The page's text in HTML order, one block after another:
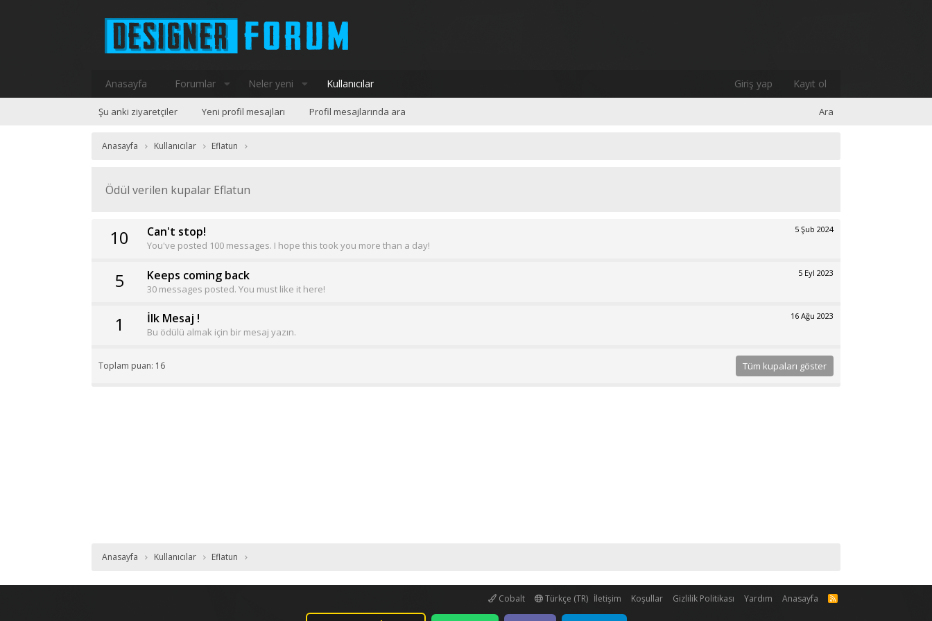
Anasayfa Forumlar Neler yeni Kullanıcılar Giriş yap Kayıt ol
Şu anki ziyaretçiler Yeni profil mesajları Profil mesajlarında ara Ara
Anasayfa Kullanıcılar Eflatun
Ödül verilen kupalar Eflatun
10 5 Şub 2024
Can't stop!
You've posted 100 messages. I hope this took you more than a day!
5 5 Eyl 2023
Keeps coming back
30 messages posted. You must like it here!
1 16 Ağu 2023
İlk Mesaj !
Bu ödülü almak için bir mesaj yazın.
Toplam puan: 16 Tüm kupaları göster
Anasayfa Kullanıcılar Eflatun
Cobalt Türkçe (TR) İletişim Koşullar Gizlilik Politikası Yardım Anasayfa
R